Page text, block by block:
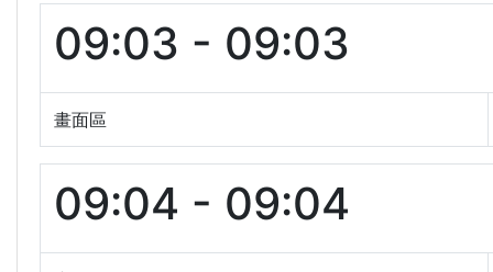
09:03 - 09:03
畫面區
09:04 - 09:04